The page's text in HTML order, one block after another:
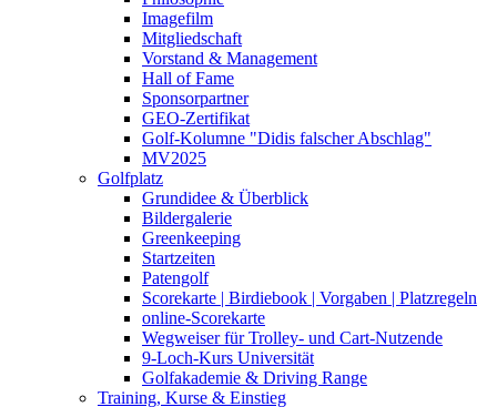
Imagefilm
Mitgliedschaft
Vorstand & Management
Hall of Fame
Sponsorpartner
GEO-Zertifikat
Golf-Kolumne "Didis falscher Abschlag"
MV2025
Golfplatz
Grundidee & Überblick
Bildergalerie
Greenkeeping
Startzeiten
Patengolf
Scorekarte | Birdiebook | Vorgaben | Platzregeln
online-Scorekarte
Wegweiser für Trolley- und Cart-Nutzende
9-Loch-Kurs Universität
Golfakademie & Driving Range
Training, Kurse & Einstieg